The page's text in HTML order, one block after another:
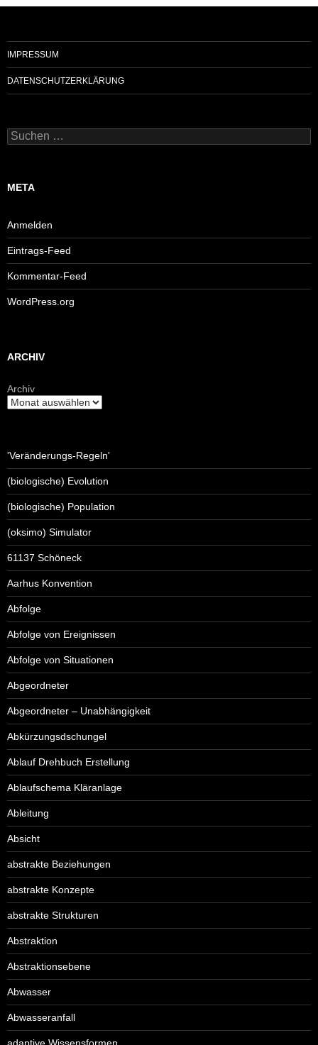
IMPRESSUM
DATENSCHUTZERKLÄRUNG
Suchen
nach:
META
Anmelden
Eintrags-Feed
Kommentar-Feed
WordPress.org
ARCHIV
Archiv
'Veränderungs-Regeln'
(biologische) Evolution
(biologische) Population
(oksimo) Simulator
61137 Schöneck
Aarhus Konvention
Abfolge
Abfolge von Ereignissen
Abfolge von Situationen
Abgeordneter
Abgeordneter – Unabhängigkeit
Abkürzungsdschungel
Ablauf Drehbuch Erstellung
Ablaufschema Kläranlage
Ableitung
Absicht
abstrakte Beziehungen
abstrakte Konzepte
abstrakte Strukturen
Abstraktion
Abstraktionsebene
Abwasser
Abwasseranfall
adaptive Wissensformen